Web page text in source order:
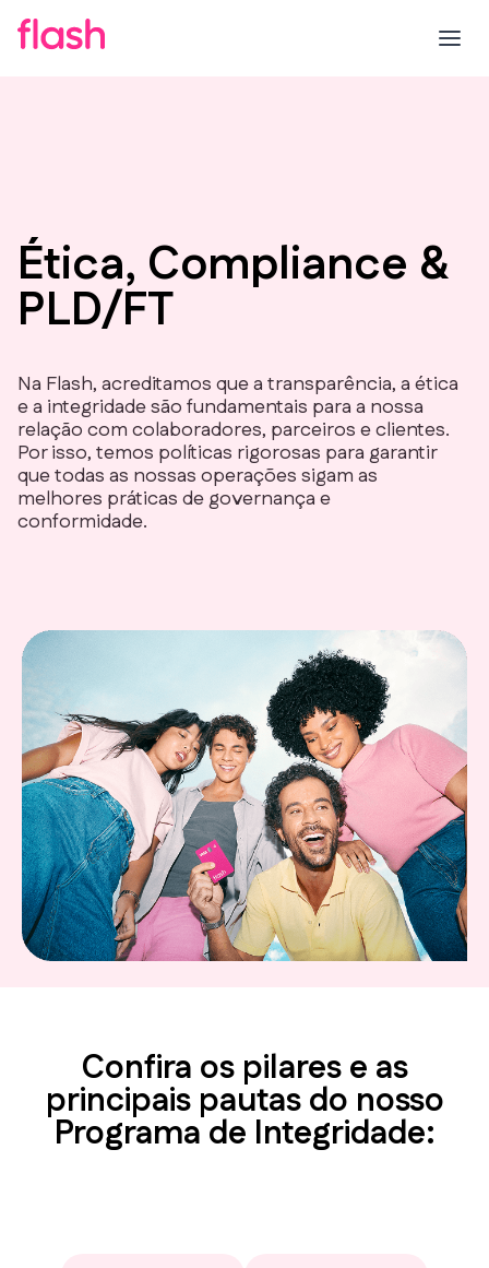
Ética, Compliance &
PLD/FT
Na Flash, acreditamos que a transparência, a ética
e a integridade são fundamentais para a nossa
relação com colaboradores, parceiros e clientes.
Por isso, temos políticas rigorosas para garantir
que todas as nossas operações sigam as
melhores práticas de governança e
conformidade.
Confira os pilares e as
principais pautas do nosso
Programa de Integridade: